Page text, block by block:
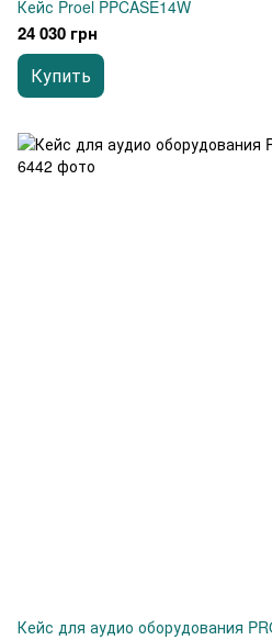
Кейс Proel PPCASE14W
24 030 грн
Купить
Кейс для аудио оборудования